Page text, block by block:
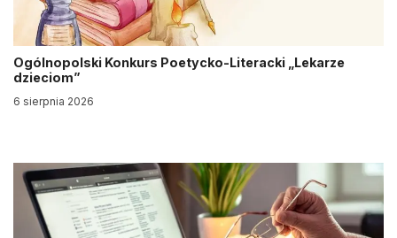
Ogólnopolski Konkurs Poetycko-Literacki „Lekarze
dzieciom”
6 sierpnia 2026